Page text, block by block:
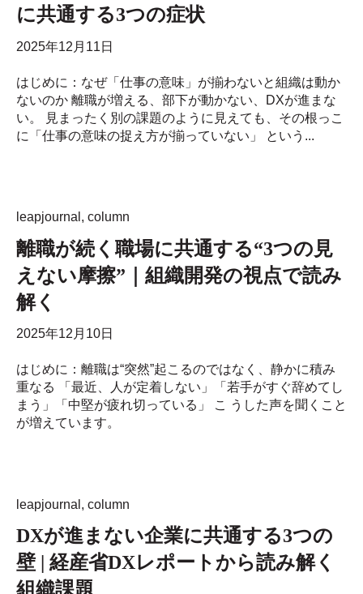
に共通する3つの症状
2025年12月11日
はじめに：なぜ「仕事の意味」が揃わないと組織は動か
ないのか 離職が増える、部下が動かない、DXが進まな
い。 見まったく別の課題のように見えても、その根っこ
に「仕事の意味の捉え方が揃っていない」 という...
leapjournal , column
離職が続く職場に共通する“3つの見
えない摩擦”｜組織開発の視点で読み
解く
2025年12月10日
はじめに：離職は“突然”起こるのではなく、静かに積み
重なる 「最近、人が定着しない」「若手がすぐ辞めてし
まう」「中堅が疲れ切っている」 こ うした声を聞くこと
が増えています。
leapjournal , column
DXが進まない企業に共通する3つの
壁 | 経産省DXレポートから読み解く
組織課題